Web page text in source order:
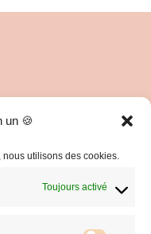
un 🍪
utilisons des cookies.
Toujours activé